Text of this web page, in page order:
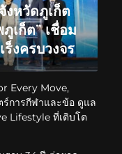
งหวัดภูเก็ต
เก็ต” เชื่อม
งครบวงจร
Every Move,
ร์การกีฬาและข้อ ดูแล
Lifestyle ที่เติบโต